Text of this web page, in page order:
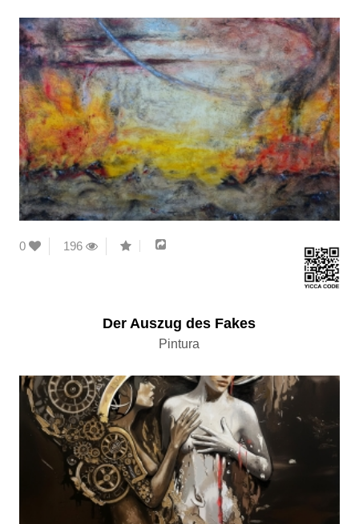
0 196
Der Auszug des Fakes
Pintura